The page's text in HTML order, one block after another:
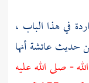
في هذا الباب ،
من حديثعائشةأنها
- صلى الله عليه